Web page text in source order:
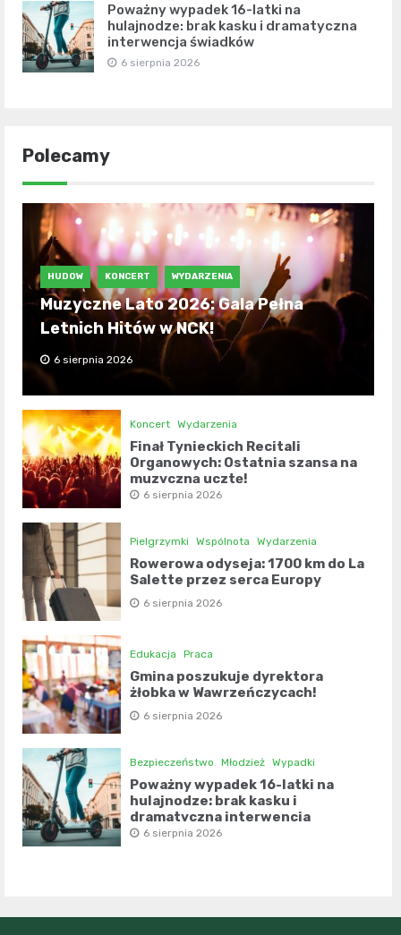
Poważny wypadek 16-latki na
hulajnodze: brak kasku i dramatyczna
interwencja świadków
6 sierpnia 2026
Polecamy
HUDOW KONCERT WYDARZENIA
Muzyczne Lato 2026: Gala Pełna
Letnich Hitów w NCK!
6 sierpnia 2026
Koncert Wydarzenia
Finał Tynieckich Recitali
Organowych: Ostatnia szansa na
muzyczną ucztę!
6 sierpnia 2026
Pielgrzymki Wspólnota Wydarzenia
Rowerowa odyseja: 1700 km do La
Salette przez serca Europy
6 sierpnia 2026
Edukacja Praca
Gmina poszukuje dyrektora
żłobka w Wawrzeńczycach!
6 sierpnia 2026
Bezpieczeństwo Młodzież Wypadki
Poważny wypadek 16-latki na
hulajnodze: brak kasku i
dramatyczna interwencja
świadków
6 sierpnia 2026